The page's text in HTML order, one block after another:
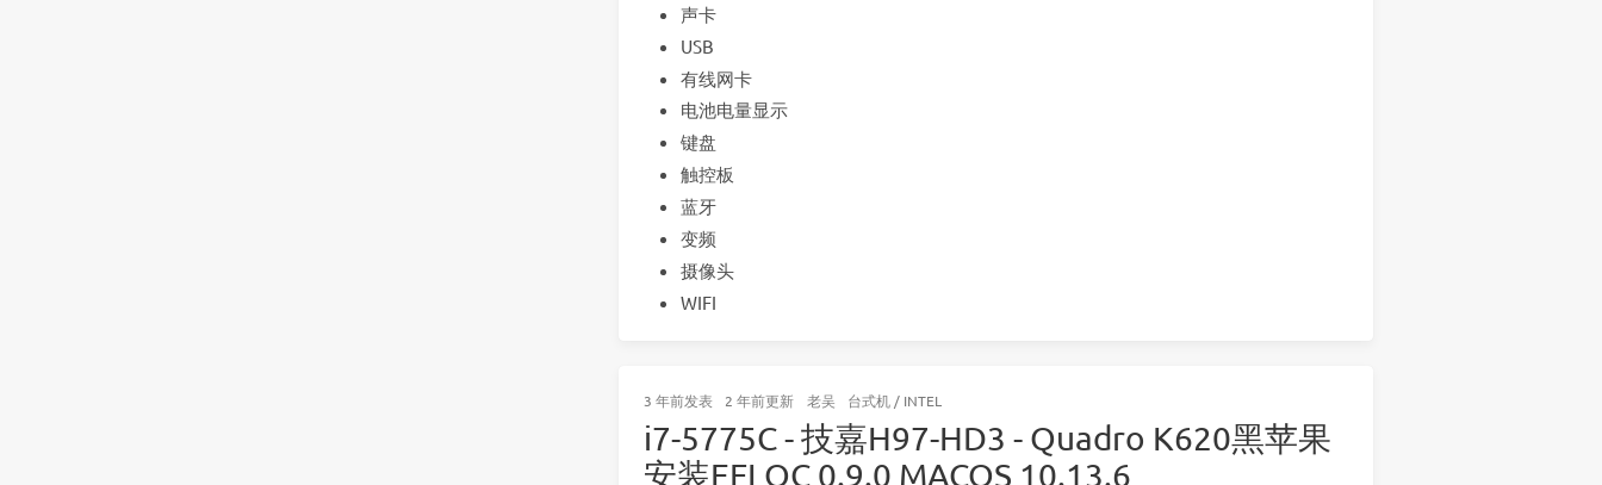
声卡
USB
有线网卡
电池电量显示
键盘
触控板
蓝牙
变频
摄像头
WIFI
3 年前发表 2 年前更新 老吴 台式机 / INTEL
i7-5775C - 技嘉H97-HD3 - Quadro K620黑苹果
安装EFI OC 0.9.0 MACOS 10.13.6